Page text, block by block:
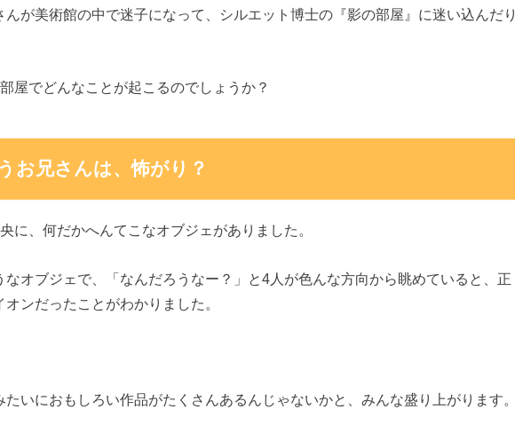
んが美術館の中で迷子になって、シルエット博士の『影の部屋』に迷い込んだり
屋でどんなことが起こるのでしょうか？
お兄さんは、怖がり？
に、何だかへんてこなオブジェがありました。
なオブジェで、「なんだろうなー？」と4人が色んな方向から眺めていると、正
ンだったことがわかりました。
たいにおもしろい作品がたくさんあるんじゃないかと、みんな盛り上がります。